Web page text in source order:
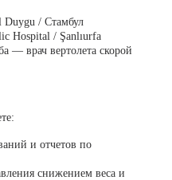
/ Стамбул
Hospital / Şanlıurfa
— врач вертолета скорой
и отчетов по
снижением веса и